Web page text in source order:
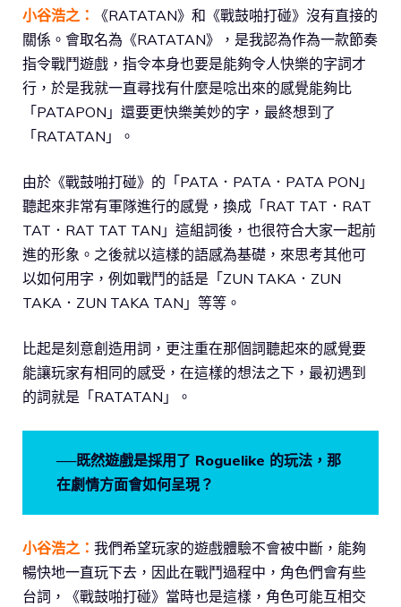
小谷浩之：
《RATATAN》和《戰鼓啪打碰》沒有直接的
關係。會取名為《RATATAN》，是我認為作為一款節奏
指令戰鬥遊戲，指令本身也要是能夠令人快樂的字詞才
行，於是我就一直尋找有什麼是唸出來的感覺能夠比
「PATAPON」還要更快樂美妙的字，最終想到了
「RATATAN」。
由於《戰鼓啪打碰》的「PATA．PATA．PATA PON」
聽起來非常有軍隊進行的感覺，換成「RAT TAT．RAT
TAT．RAT TAT TAN」這組詞後，也很符合大家一起前
進的形象。之後就以這樣的語感為基礎，來思考其他可
以如何用字，例如戰鬥的話是「ZUN TAKA．ZUN
TAKA．ZUN TAKA TAN」等等。
比起是刻意創造用詞，更注重在那個詞聽起來的感覺要
能讓玩家有相同的感受，在這樣的想法之下，最初遇到
的詞就是「RATATAN」。
──既然遊戲是採用了 Roguelike 的玩法，那
在劇情方面會如何呈現？
小谷浩之： 我們希望玩家的遊戲體驗不會被中斷，能夠
暢快地一直玩下去，因此在戰鬥過程中，角色們會有些
台詞，《戰鼓啪打碰》當時也是這樣，角色可能互相交